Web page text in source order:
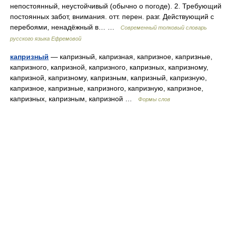
непостоянный, неустойчивый (обычно о погоде). 2. Требующий
постоянных забот, внимания. отт. перен. разг. Действующий с
перебоями, ненадёжный в… …
Современный толковый словарь
русского языка Ефремовой
капризный — капризный, капризная, капризное, капризные,
капризного, капризной, капризного, капризных, капризному,
капризной, капризному, капризным, капризный, капризную,
капризное, капризные, капризного, капризную, капризное,
капризных, капризным, капризной …
Формы слов